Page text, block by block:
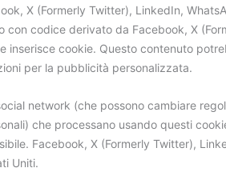
X (Formerly Twitter), LinkedIn,
codice derivato da Facebook, X
inserisce cookie. Questo contenuto
per la pubblicità personalizzata.
network (che possono cambiare
che processano usando questi
Facebook, X (Formerly Twitter),
Uniti.